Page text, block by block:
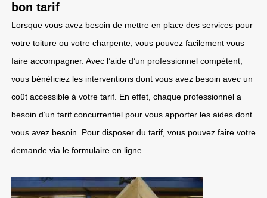
bon tarif
Lorsque vous avez besoin de mettre en place des services pour
votre toiture ou votre charpente, vous pouvez facilement vous
faire accompagner. Avec l’aide d’un professionnel compétent,
vous bénéficiez les interventions dont vous avez besoin avec un
coût accessible à votre tarif. En effet, chaque professionnel a
besoin d’un tarif concurrentiel pour vous apporter les aides dont
vous avez besoin. Pour disposer du tarif, vous pouvez faire votre
demande via le formulaire en ligne.